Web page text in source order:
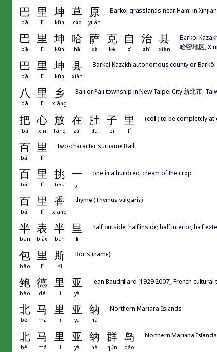
巴 里 坤 草 原
bā lǐ kūn cǎo yuán
Barkol grasslands near Hami in
巴 里 坤 哈 萨 克 自 治 县
bā lǐ kūn hā sà kè zì zhì xiàn
Barkol
哈密地区,
巴 里 坤 县
bā lǐ kūn xiàn
Barkol Kazakh autonomous county or
八 里 乡
bā lǐ xiāng
Bali or Pali township in New Taipei City 新北市,
把 心 放 在 肚 子 里
bǎ xīn fàng zài dù zi lǐ
(coll.) to be completely at
百 里
bǎi lǐ
two-character surname Baili
百 里 挑 一
bǎi lǐ tiāo yī
one in a hundred; cream of the crop
百 里 香
bǎi lǐ xiāng
thyme (Thymus vulgaris)
半 表 半 里
bàn biǎo bàn lǐ
half outside, half inside; half interior, half
包 里 斯
bāo lǐ sī
Boris (name)
鲍 德 里 亚
bào dé lǐ yà
Jean Baudrillard (1929-2007), French
北 马 里 亚 纳
běi mǎ lǐ yà nà
Northern Mariana Islands
北 马 里 亚 纳 群 岛
běi mǎ lǐ yà nà qún dǎo
Northern Mariana Islands